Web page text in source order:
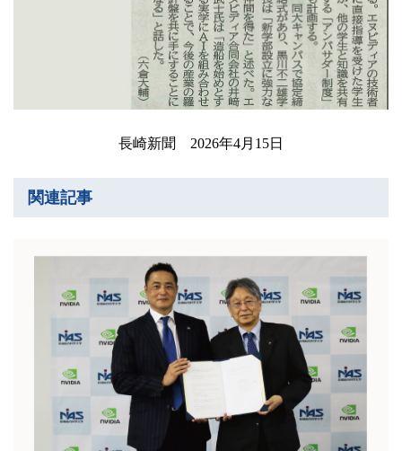
長崎新聞 2026年4月15日
関連記事